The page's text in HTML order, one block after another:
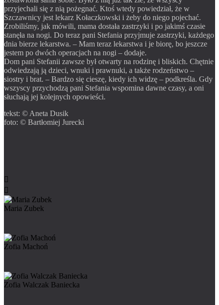
przyjechali się z nią pożegnać. Ktoś wtedy powiedział, że w
Szczawnicy jest lekarz Kołaczkowski i żeby do niego pojechać.
Zrobiliśmy, jak mówili, mama dostała zastrzyki i po jakimś czasie
stanęła na nogi. Do teraz pani Stefania przyjmuje zastrzyki, każdego
dnia bierze lekarstwa. – Mam teraz lekarstwa i je biorę, bo jeszcze
jestem po dwóch operacjach na nogi – dodaje.
Dom pani Stefanii zawsze był otwarty na rodzinę i bliskich. Chętnie
odwiedzają ją dzieci, wnuki i prawnuki, a także rodzeństwo –
siostry i brat. – Bardzo się cieszę, kiedy ich widzę – podkreśla. Gdy
wszyscy przychodzą pani Stefania wspomina dawne czasy, a oni
słuchają jej kolejnych opowieści.
tekst: © Aneta Dusik
foto: © Bartłomiej Jurecki


Maria Zubek
Zofia Machoń
Zofia Walczak Baniecka